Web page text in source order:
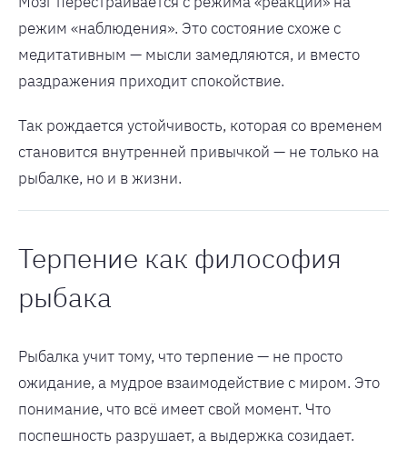
режим «наблюдения». Это состояние схоже с
медитативным — мысли замедляются, и вместо
раздражения приходит спокойствие.
Так рождается устойчивость, которая со временем
становится внутренней привычкой — не только на
рыбалке, но и в жизни.
Терпение как философия
рыбака
Рыбалка учит тому, что терпение — не просто
ожидание, а мудрое взаимодействие с миром. Это
понимание, что всё имеет свой момент. Что
поспешность разрушает, а выдержка созидает.